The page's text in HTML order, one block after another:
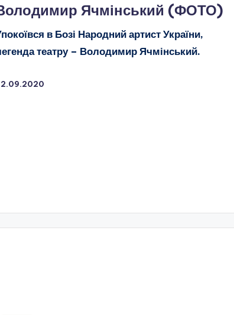
Ячмінський (ФОТО)
в Бозі Народний артист України,
театру – Володимир Ячмінський.